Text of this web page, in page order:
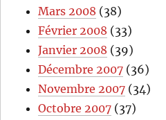
Mars 2008 (38)
Février 2008 (33)
Janvier 2008 (39)
Décembre 2007 (36)
Novembre 2007 (34)
Octobre 2007 (37)